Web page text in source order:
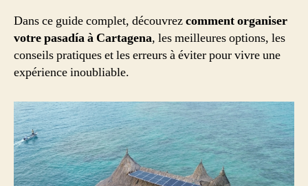
Dans ce guide complet, découvrezcomment organiser
votre pasadía à Cartagena, les meilleures options, les
conseils pratiques et les erreurs à éviter pour vivre une
expérience inoubliable.